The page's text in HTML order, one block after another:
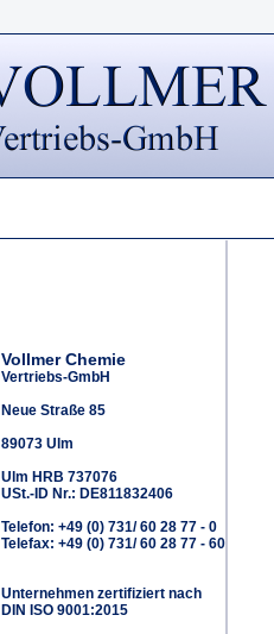
Vollmer Chemie
Vertriebs-GmbH
Neue Straße 85
89073 Ulm
Ulm HRB 737076
USt.-ID Nr.: DE811832406
Telefon: +49 (0) 731/ 60 28 77 - 0
Telefax: +49 (0) 731/ 60 28 77 - 60
Unternehmen zertifiziert nach
DIN ISO 9001:2015